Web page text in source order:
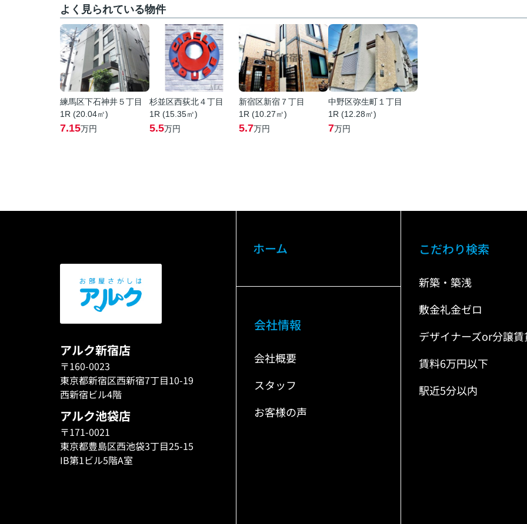
よく見られている物件
練馬区下石神井５丁目
1R (20.04㎡)
7.15万円
杉並区西荻北４丁目
1R (15.35㎡)
5.5万円
新宿区新宿７丁目
1R (10.27㎡)
5.7万円
中野区弥生町１丁目
1R (12.28㎡)
7万円
アルク新宿店
〒160-0023
東京都新宿区西新宿7丁目10-19
西新宿ビル4階
アルク池袋店
〒171-0021
東京都豊島区西池袋3丁目25-15
IB第1ビル5階A室
ホーム
会社情報
会社概要
スタッフ
お客様の声
こだわり検索
新築・築浅
敷金礼金ゼロ
デザイナーズor分譲賃
賃料6万円以下
駅近5分以内